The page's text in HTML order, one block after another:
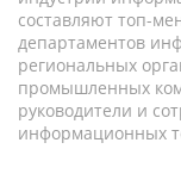
составляют топ-
департаментов
региональных
промышленных
руководители и
информационных